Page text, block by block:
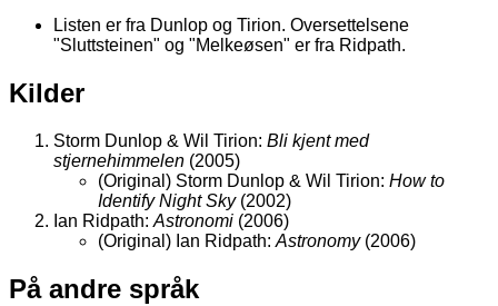
Listen er fra Dunlop og Tirion. Oversettelsene
"Sluttsteinen" og "Melkeøsen" er fra Ridpath.
Kilder
Storm Dunlop & Wil Tirion: Bli kjent med
stjernehimmelen (2005)
(Original) Storm Dunlop & Wil Tirion: How to
Identify Night Sky(2002)
Ian Ridpath: Astronomi (2006)
(Original) Ian Ridpath: Astronomy(2006)
På andre språk